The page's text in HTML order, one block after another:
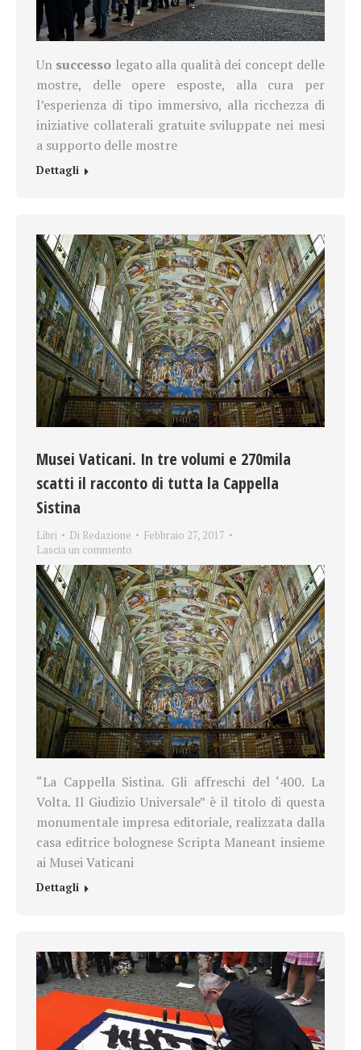
Un successo legato alla qualità dei concept delle
mostre, delle opere esposte, alla cura per
l’esperienza di tipo immersivo, alla ricchezza di
iniziative collaterali gratuite sviluppate nei mesi
a supporto delle mostre
Dettagli
Musei Vaticani. In tre volumi e 270mila
scatti il racconto di tutta la Cappella
Sistina
Libri Di Redazione
Febbraio 27, 2017
Lascia un commento
“La Cappella Sistina. Gli affreschi del ‘400. La
Volta. Il Giudizio Universale” è il titolo di questa
monumentale impresa editoriale, realizzata dalla
casa editrice bolognese Scripta Maneant insieme
ai Musei Vaticani
Dettagli